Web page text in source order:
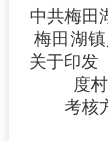
中共梅田
梅田湖
关于印发
度
考核